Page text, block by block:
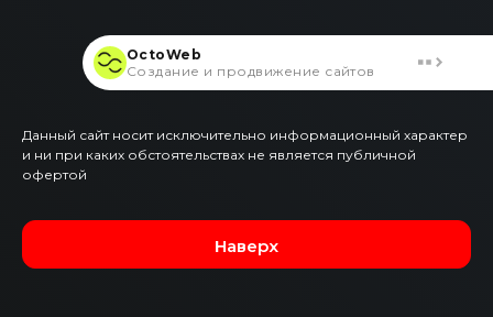
Данный сайт носит исключительно информационный характер
и ни при каких обстоятельствах не является публичной
офертой
Наверх
OctoWeb
Создание и продвижение сайтов